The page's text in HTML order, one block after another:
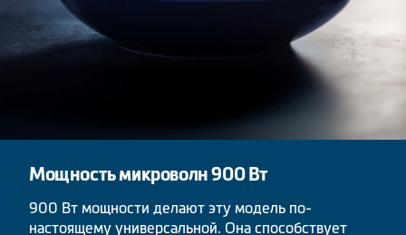
Мощность микроволн 900 Вт
900 Вт мощности делают эту модель по-
настоящему универсальной. Она способствует